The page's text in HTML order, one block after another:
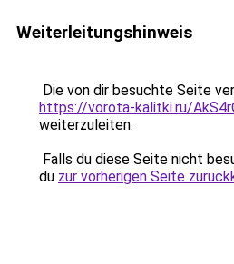
Weiterleitungshinweis
Die von dir besuchte Seite
https://vorota-kalitki.ru/
weiterzuleiten.
Falls du diese Seite nicht
du zur vorherigen Seite